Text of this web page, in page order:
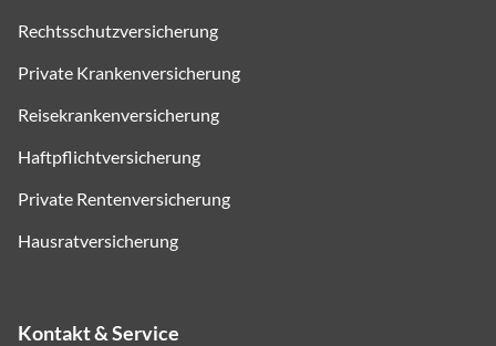
Rechtsschutzversicherung
Private Krankenversicherung
Reisekrankenversicherung
Haftpflichtversicherung
Private Rentenversicherung
Hausratversicherung
Kontakt & Service